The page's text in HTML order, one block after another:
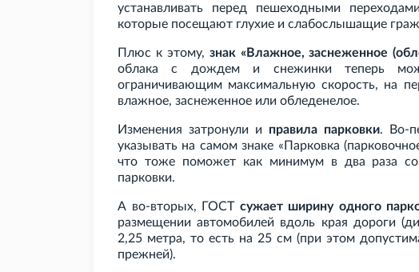
устанавливать перед пешеходными
которые посещают глухие и слабослышащие
Плюс к этому, знак «Влажное, заснеженное
облака с дождем и снежинки теперь
ограничивающим максимальную скорость, на
влажное, заснеженное или обледенелое.
Изменения затронули и правила парковки. Во-
указывать на самом знаке «Парковка
что тоже поможет как минимум в два раза
парковки.
А во-вторых, ГОСТ сужает ширину одного
размещении автомобилей вдоль края дороги
2,25 метра, то есть на 25 см (при этом
прежней).